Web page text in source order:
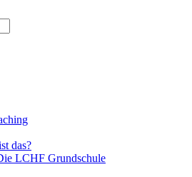
das?
LCHF Grundschule